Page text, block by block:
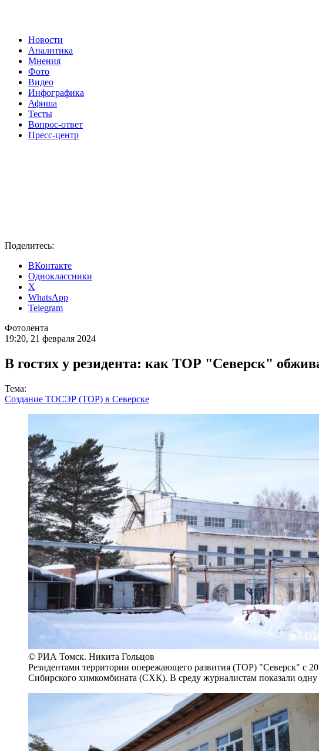
Новости
Аналитика
Мнения
Фото
Видео
Инфографика
Афиша
Тесты
Вопрос-ответ
Пресс-центр
Поделитесь:
ВКонтакте
Одноклассники
X
WhatsApp
Telegram
Фотолента
19:20, 21 февраля 2024
В гостях у резидента: как ТОР "Северск"
Тема:
Создание ТОСЭР (ТОР) в Северске
© РИА Томск. Никита Гольцов
Резидентами территории опережающего развития (ТОР) "Северск" с
Сибирского химкомбината (СХК). В среду журналистам показали одну